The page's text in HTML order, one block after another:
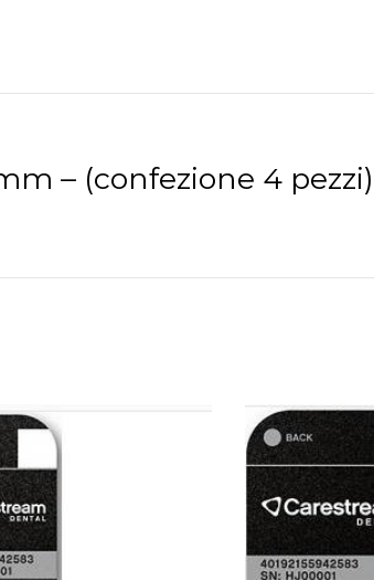
– (confezione 4 pezzi)